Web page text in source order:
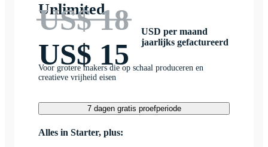
Unlimited
US$ 18
US$ 15
USD per maand
jaarlijks gefactureerd
Voor grotere makers die op schaal produceren en
creatieve vrijheid eisen
7 dagen gratis proefperiode
Alles in Starter, plus: